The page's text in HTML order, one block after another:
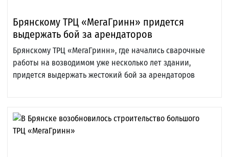
Брянскому ТРЦ «МегаГринн» придется
выдержать бой за арендаторов
Брянскому ТРЦ «МегаГринн», где начались сварочные
работы на возводимом уже несколько лет здании,
придется выдержать жестокий бой за арендаторов